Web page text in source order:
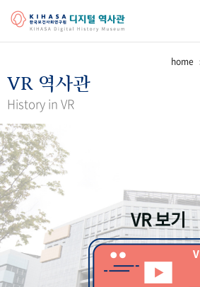
걸어온 길 기관 변천사
연구 역사
정책과 연구
간행물 변천사
기록물 아카이브
사진 아카이브 문서 기록물 행정박물
home
VR 역사관
History in VR
VR 보기